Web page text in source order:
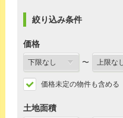
絞り込み条件
価格
〜
価格未定の物件も含める
土地面積